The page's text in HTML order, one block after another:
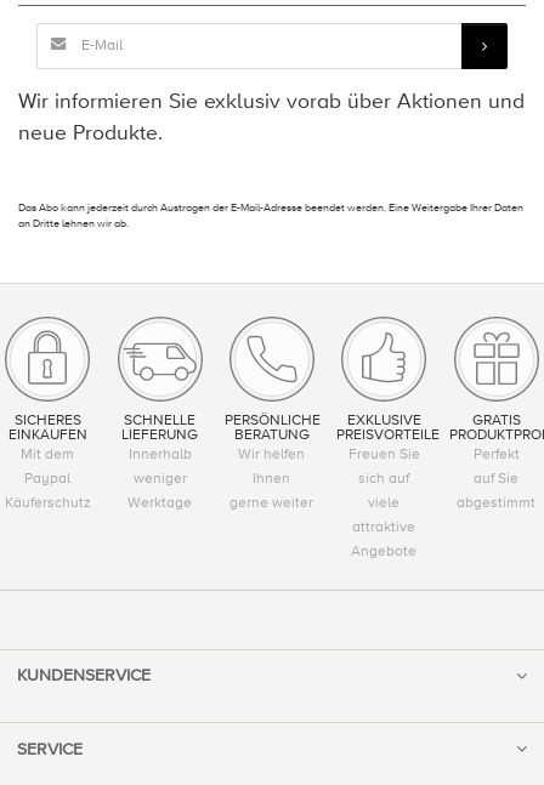
Wir informieren Sie exklusiv vorab über Aktionen und
neue Produkte.
Das Abo kann jederzeit durch Austragen der E-Mail-Adresse beendet werden. Eine Weitergabe Ihrer Daten
an Dritte lehnen wir ab.
SICHERES
EINKAUFEN
Mit dem
Paypal
Käuferschutz
SCHNELLE
LIEFERUNG
Innerhalb
weniger
Werktage
PERSÖNLICHE
BERATUNG
Wir helfen
Ihnen
gerne weiter
EXKLUSIVE
PREISVORTEILE
Freuen Sie
sich auf
viele
attraktive
Angebote
GRATIS
Perfekt
auf Sie
abgestimmt
KUNDENSERVICE
SERVICE